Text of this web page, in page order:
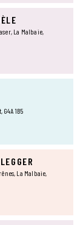
La Malbaie,
1B5
La Malbaie,